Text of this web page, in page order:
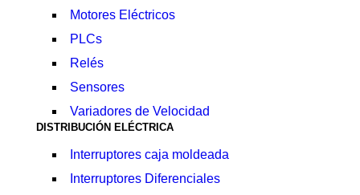
Motores Eléctricos
PLCs
Relés
Sensores
Variadores de Velocidad
DISTRIBUCIÓN ELÉCTRICA
Interruptores caja moldeada
Interruptores Diferenciales